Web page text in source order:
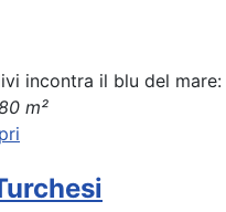
incontra il blu del
m²